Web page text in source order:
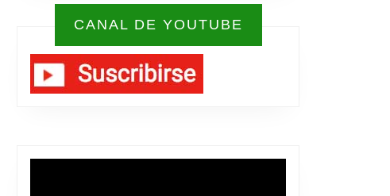
CANAL DE YOUTUBE